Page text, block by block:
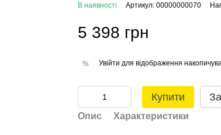
В наявності Артикул: 00000000070
5 398 грн
% Увійти для відображення
Купити
Опис Характеристики